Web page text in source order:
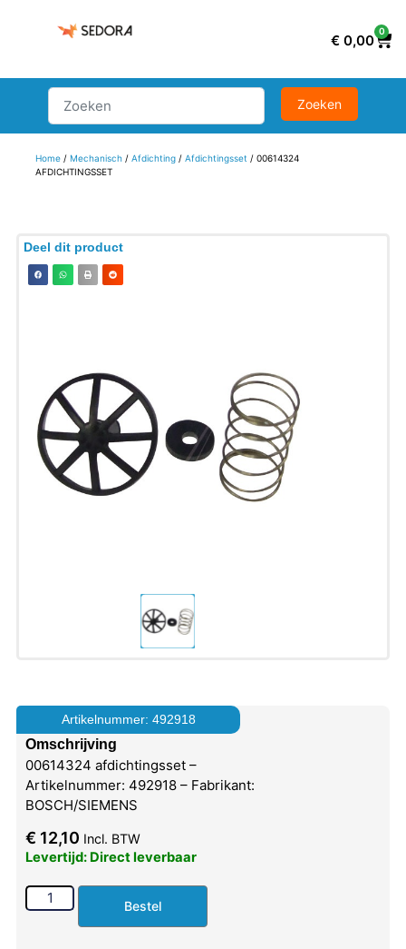
€ 0,00
0
Home/ Mechanisch/ Afdichting/ Afdichtingsset / 00614324
AFDICHTINGSSET
Deel dit product
Artikelnummer: 492918
Omschrijving
00614324 afdichtingsset –
Artikelnummer: 492918 – Fabrikant:
BOSCH/SIEMENS
€ 12,10 Incl. BTW
Levertijd: Direct leverbaar
Bestel